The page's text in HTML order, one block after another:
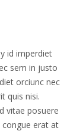
id imperdiet
sem in justo
orciunc nec
quis nisi.
vitae posuere
congue erat at